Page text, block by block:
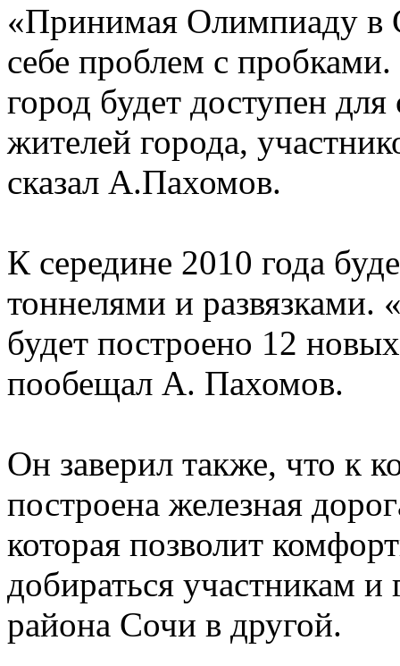
«Принимая Олимпиаду в
себе проблем с
город будет доступен
жителей города,
сказал А.Пахомов.
К середине 2010 года
тоннелями и развязками.
будет построено 12
пообещал А. Пахомов.
Он заверил также, что к
построена железная
которая позволит
добираться участникам
района Сочи в другой.